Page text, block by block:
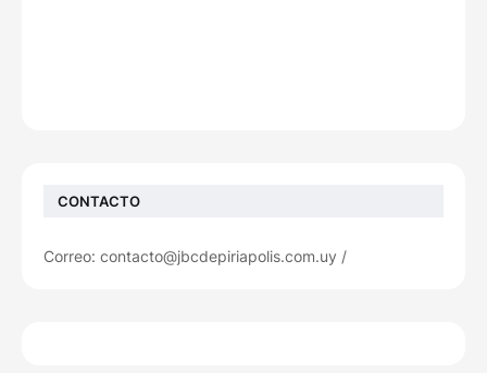
CONTACTO
Correo: contacto@jbcdepiriapolis.com.uy /